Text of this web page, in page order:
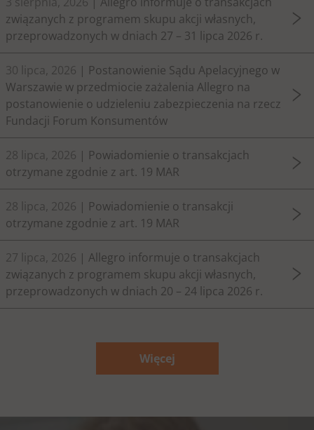
związanych z programem skupu akcji własnych,
przeprowadzonych w dniach 27 – 31 lipca 2026 r.
30 lipca, 2026 | Postanowienie Sądu Apelacyjnego w
Warszawie w przedmiocie zażalenia Allegro na
postanowienie o udzieleniu zabezpieczenia na rzecz
Fundacji Forum Konsumentów
28 lipca, 2026 | Powiadomienie o transakcjach
otrzymane zgodnie z art. 19 MAR
28 lipca, 2026 | Powiadomienie o transakcji
otrzymane zgodnie z art. 19 MAR
27 lipca, 2026 | Allegro informuje o transakcjach
związanych z programem skupu akcji własnych,
przeprowadzonych w dniach 20 – 24 lipca 2026 r.
Więcej